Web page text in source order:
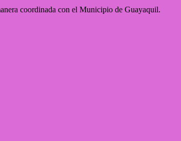
coordinada con el Municipio de Guayaquil.